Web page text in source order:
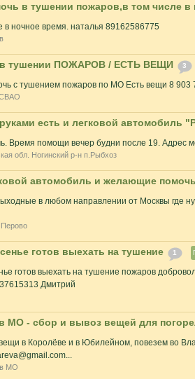
в тушении пожаров,в том числе в
в ночное время. наталья 89162586775
тушении ПОЖАРОВ / ЕСТЬ ВЕЩИ 3
с тушением пожаров по МО Есть вещи 8 903
есть и легковой автомобиль
Время помощи вечер будни после 19. Адрес
обл. Ногинский р-н п.Рыбхоз
автомобиль и желающие
в любом направлении от Москвы где
готов выехать на тушение 1
готов выехать на тушение пожаров
Дмитрий
МО - сбор и вывоз вещей для
в Королёве и в Юбилейном, повезем во
МО